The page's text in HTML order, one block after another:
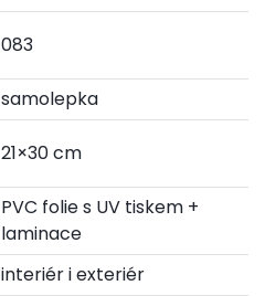
083
samolepka
21×30 cm
PVC folie s UV tiskem +
laminace
interiér i exteriér